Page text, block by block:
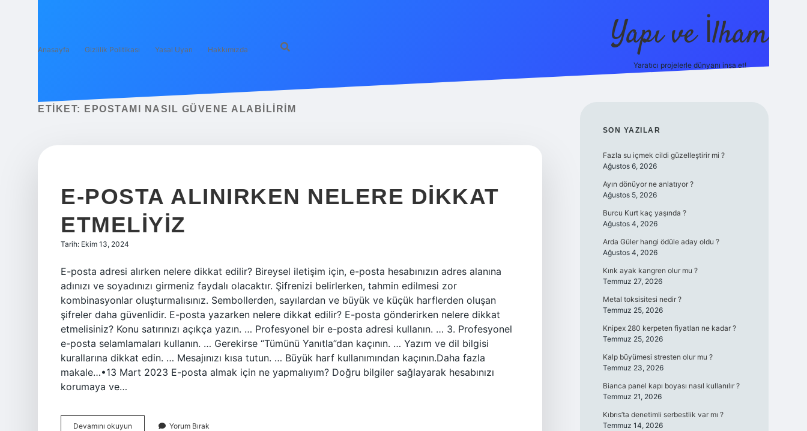
Anasayfa Gizlilik Politikası Yasal Uyarı Hakkımızda Yapı ve İlham
Yaratıcı projelerle dünyanı inşa et!
ETIKET: EPOSTAMI NASIL GÜVENE ALABILIRIM
E-POSTA ALINIRKEN NELERE DIKKAT
ETMELIYIZ
Tarih: Ekim 13, 2024
E-posta adresi alırken nelere dikkat edilir? Bireysel iletişim için, e-posta hesabınızın adres alanına
adınızı ve soyadınızı girmeniz faydalı olacaktır. Şifrenizi belirlerken, tahmin edilmesi zor
kombinasyonlar oluşturmalısınız. Sembollerden, sayılardan ve büyük ve küçük harflerden oluşan
şifreler daha güvenlidir. E-posta yazarken nelere dikkat edilir? E-posta gönderirken nelere dikkat
etmelisiniz? Konu satırınızı açıkça yazın. … Profesyonel bir e-posta adresi kullanın. … 3. Profesyonel
e-posta selamlamaları kullanın. … Gerekirse “Tümünü Yanıtla”dan kaçının. … Yazım ve dil bilgisi
kurallarına dikkat edin. … Mesajınızı kısa tutun. … Büyük harf kullanımından kaçının.Daha fazla
makale…•13 Mart 2023 E-posta almak için ne yapmalıyım? Doğru bilgiler sağlayarak hesabınızı
korumaya ve…
Devamını okuyun Yorum Bırak
SIDEBAR
SON YAZILAR
Fazla su içmek cildi güzelleştirir mi ?
Ağustos 6, 2026
Ayın dönüyor ne anlatıyor ?
Ağustos 5, 2026
Burcu Kurt kaç yaşında ?
Ağustos 4, 2026
Arda Güler hangi ödüle aday oldu ?
Ağustos 4, 2026
Kırık ayak kangren olur mu ?
Temmuz 27, 2026
Metal toksisitesi nedir ?
Temmuz 25, 2026
Knipex 280 kerpeten fiyatları ne kadar ?
Temmuz 25, 2026
Kalp büyümesi stresten olur mu ?
Temmuz 23, 2026
Bianca panel kapı boyası nasıl kullanılır ?
Temmuz 21, 2026
Kıbrıs’ta denetimli serbestlik var mı ?
Temmuz 14, 2026